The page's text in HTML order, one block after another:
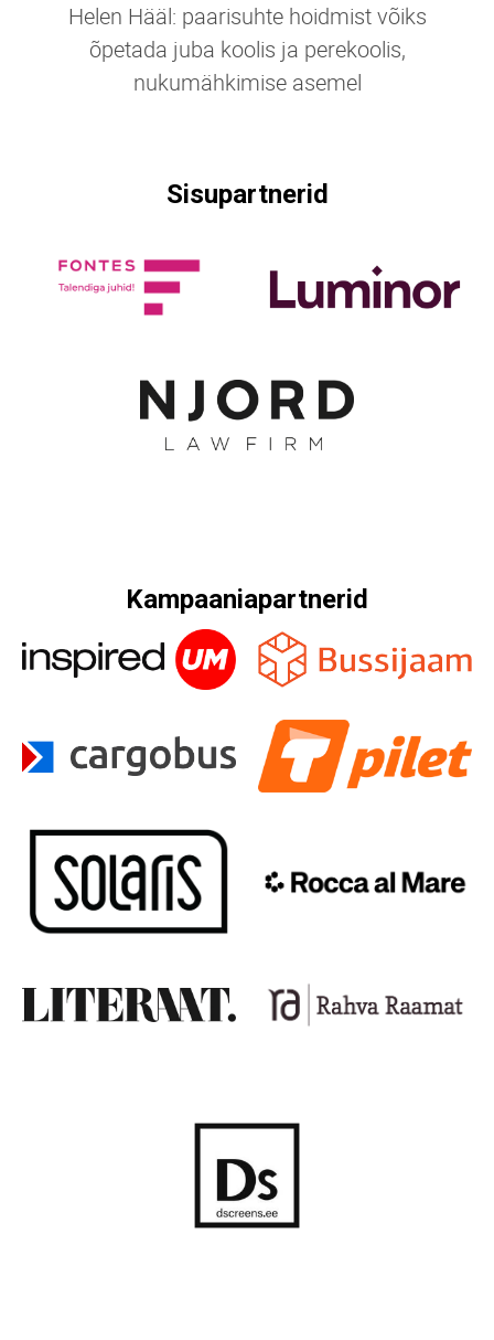
Helen Hääl: paarisuhte hoidmist võiks
õpetada juba koolis ja perekoolis,
nukumähkimise asemel
Sisupartnerid
Kampaaniapartnerid